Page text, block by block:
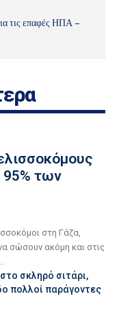
τις επαφές ΗΠΑ –
95% των
στη Γάζα,
σώσουν ακόμη και στις
σκληρό σιτάρι,
πολλοί παράγοντες